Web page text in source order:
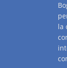
la